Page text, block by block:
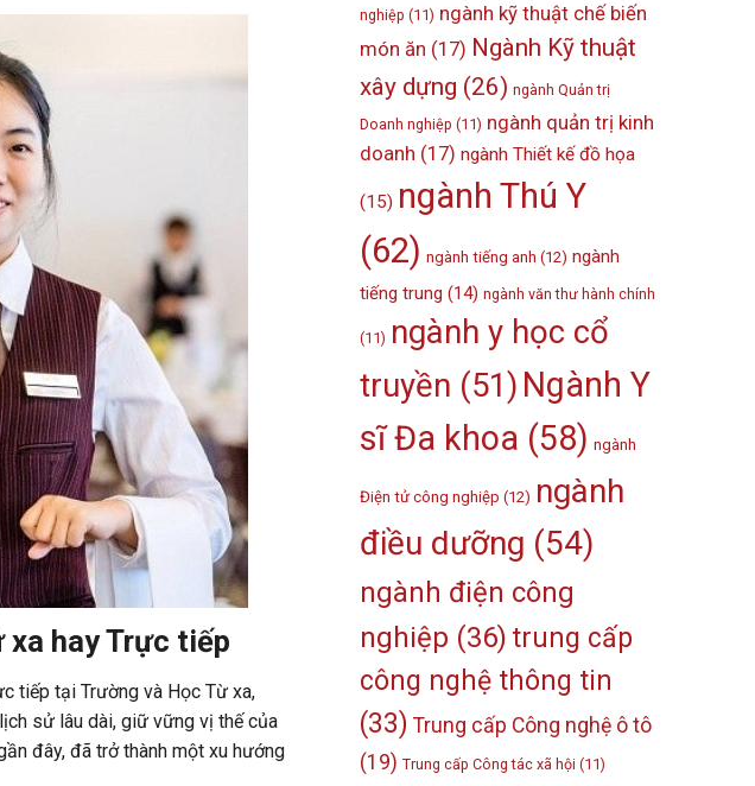
xa hay Trực tiếp
tiếp tại Trường và Học Từ xa,
sử lâu dài, giữ vững vị thế của
đây, đã trở thành một xu hướng
nghiệp (11) ngành kỹ thuật chế biến
món ăn (17) Ngành Kỹ thuật
xây dựng (26) ngành Quản trị
Doanh nghiệp (11) ngành quản trị kinh
doanh (17) ngành Thiết kế đồ họa
(15) ngành Thú Y
(62) ngành tiếng anh (12) ngành
tiếng trung (14) ngành văn thư hành chính
(11) ngành y học cổ
truyền (51) Ngành Y
sĩ Đa khoa (58) ngành
Điện tử công nghiệp (12) ngành
điều dưỡng (54)
ngành điện công
nghiệp (36) trung cấp
công nghệ thông tin
(33) Trung cấp Công nghệ ô tô
(19) Trung cấp Công tác xã hội (11)